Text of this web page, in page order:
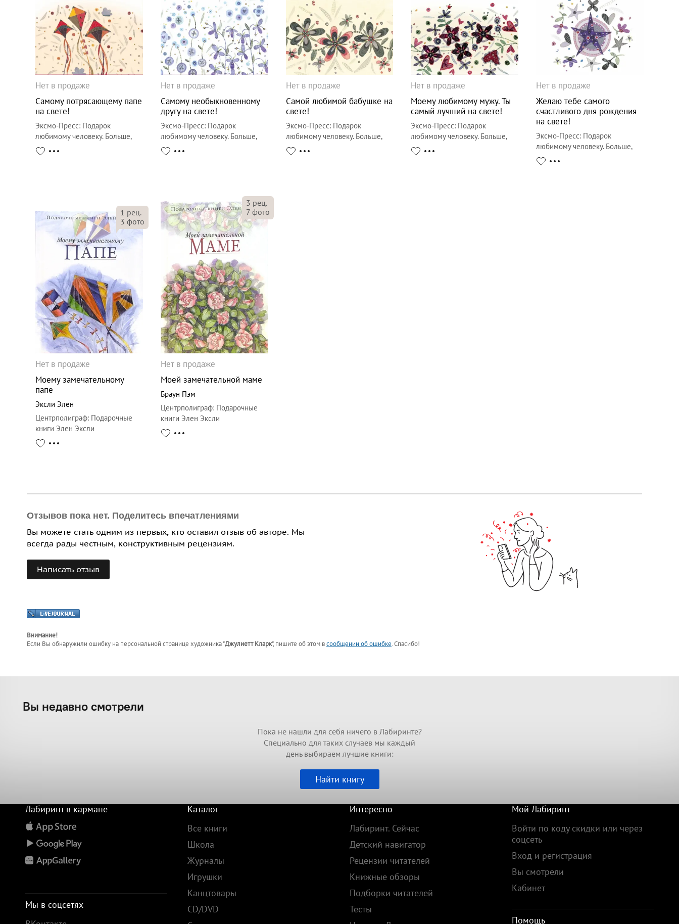
Нет в продаже
Самому потрясающему папе
на свете!
Эксмо-Пресс: Подарок
любимому человеку. Больше,
чем открытка
Нет в продаже
Самому необыкновенному
другу на свете!
Эксмо-Пресс: Подарок
любимому человеку. Больше,
чем открытка
Нет в продаже
Самой любимой бабушке на
свете!
Эксмо-Пресс: Подарок
любимому человеку. Больше,
чем открытка
Нет в продаже
Моему любимому мужу. Ты
самый лучший на свете!
Эксмо-Пресс: Подарок
любимому человеку. Больше,
чем открытка
Нет в продаже
Желаю тебе самого
счастливого дня рождения
на свете!
Эксмо-Пресс: Подарок
любимому человеку. Больше,
чем открытка
1 рец.
3 фото
Нет в продаже
Моему замечательному
папе
Эксли Элен
Центрполиграф: Подарочные
книги Элен Эксли
3 рец.
7фото
Нет в продаже
Моей замечательной маме
Браун Пэм
Центрполиграф: Подарочные
книги Элен Эксли
Отзывов пока нет. Поделитесь впечатлениями
Вы можете стать одним из первых, кто оставил отзыв об авторе. Мы
всегда рады честным, конструктивным рецензиям.
Написать отзыв
Внимание!
Если Вы обнаружили ошибку на персональной странице художника "Джулиетт Кларк", пишите об этом всообщении об ошибке. Спасибо!
Вы недавно смотрели
Пока не нашли для себя ничего в Лабиринте?
Специально для таких случаев мы каждый
день выбираем лучшие книги:
Найти книгу
Лабиринт в кармане
Мы в соцсетях
Каталог
Все книги
Школа
Журналы
Игрушки
Канцтовары
CD/DVD
Интересно
Лабиринт. Сейчас
Детский навигатор
Рецензии читателей
Книжные обзоры
Подборки читателей
Тесты
Мой Лабиринт
Войти по коду скидки или через
соцсеть
Вход и регистрация
Вы смотрели
Кабинет
Помощь